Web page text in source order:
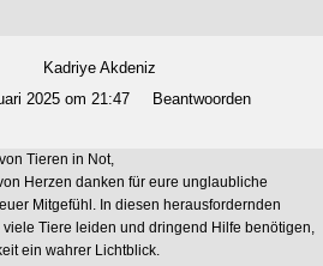
Kadriye Akdeniz
2025 om 21:47
Beantwoorden
Tieren in Not,
Herzen danken für eure unglaubliche
Mitgefühl. In diesen herausfordernden
Tiere leiden und dringend Hilfe benötigen,
ein wahrer Lichtblick.